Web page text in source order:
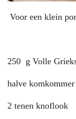
Voor een klein
250 g Volle
halve komkommer
2 tenen knoflook